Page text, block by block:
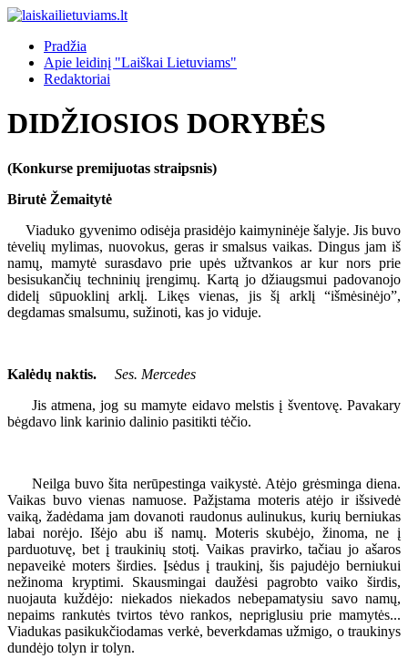
Pradžia
Apie leidinį "Laiškai Lietuviams"
Redaktoriai
DIDŽIOSIOS DORYBĖS
(Konkurse premijuotas straipsnis)
Birutė Žemaitytė
Viaduko gyvenimo odisėja prasidėjo kaimyninėje šalyje. Jis buvo
tėvelių mylimas, nuovokus, geras ir smalsus vaikas. Dingus jam iš
namų, mamytė surasdavo prie upės užtvankos ar kur nors prie
besisukančių techninių įrengimų. Kartą jo džiaugsmui padovanojo
didelį sūpuoklinį arklį. Likęs vienas, jis šį arklį “išmėsinėjo”,
degdamas smalsumu, sužinoti, kas jo viduje.
Kalėdų naktis.
Ses. Mercedes
Jis atmena, jog su mamyte eidavo melstis į šventovę. Pavakary
bėgdavo link karinio dalinio pasitikti tėčio.
Neilga buvo šita nerūpestinga vaikystė. Atėjo grėsminga diena.
Vaikas buvo vienas namuose. Pažįstama moteris atėjo ir išsivedė
vaiką, žadėdama jam dovanoti raudonus aulinukus, kurių berniukas
labai norėjo. Išėjo abu iš namų. Moteris skubėjo, žinoma, ne į
parduotuvę, bet į traukinių stotį. Vaikas pravirko, tačiau jo ašaros
nepaveikė moters širdies. Įsėdus į traukinį, šis pajudėjo berniukui
nežinoma kryptimi. Skausmingai daužėsi pagrobto vaiko širdis,
nuojauta kuždėjo: niekados niekados nebepamatysiu savo namų,
nepaims rankutės tvirtos tėvo rankos, nepriglusiu prie mamytės...
Viadukas pasikukčiodamas verkė, beverkdamas užmigo, o traukinys
dundėjo tolyn ir tolyn.